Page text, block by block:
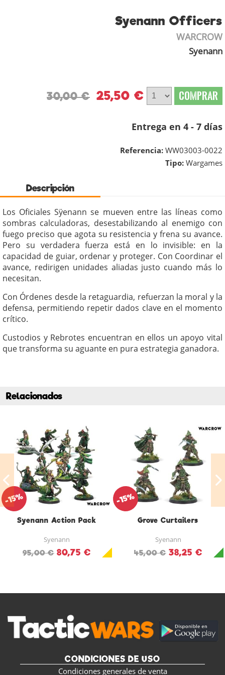
Syenann Officers
WARCROW
Syenann
30,00 € 25,50 € COMPRAR
Entrega en 4 - 7 días
Referencia: WW03003-0022
Tipo: Wargames
Descripción
Los Oficiales Sÿenann se mueven entre las líneas como
sombras calculadoras, desestabilizando al enemigo con
fuego preciso que agota su resistencia y frena su avance.
Pero su verdadera fuerza está en lo invisible: en la
capacidad de guiar, ordenar y proteger. Con Coordinar el
avance, redirigen unidades aliadas justo cuando más lo
necesitan.
Con Órdenes desde la retaguardia, refuerzan la moral y la
defensa, permitiendo repetir dados clave en el momento
crítico.
Custodios y Rebrotes encuentran en ellos un apoyo vital
que transforma su aguante en pura estrategia ganadora.
Relacionados
Syenann Action Pack
Syenann
95,00 € 80,75 €
-15%
Grove Curtailers
Syenann
45,00 € 38,25 €
-15%
CONDICIONES DE USO
Condiciones generales de venta